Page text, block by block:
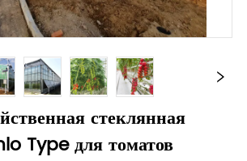
стеклянная
Type для томатов